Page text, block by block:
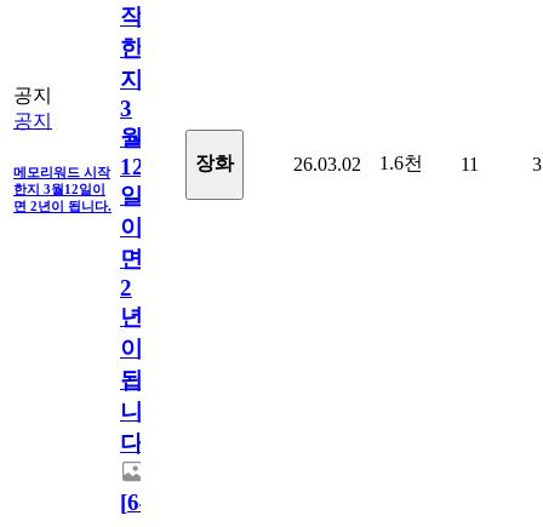
공지
공지
메모리워드 시작
한지 3월12일이
면 2년이 됩니다.
작
한
지
3
월
12
일
이
면
2
년
이
됩
니
다.
[64
장화 26.03.02 1.6천 11 3